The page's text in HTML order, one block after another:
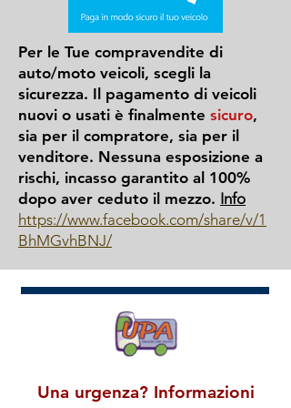
Per le Tue compravendite di
auto/moto veicoli, scegli la
sicurezza. Il pagamento di veicoli
nuovi o usati è finalmente sicuro,
sia per il compratore, sia per il
venditore. Nessuna esposizione a
rischi, incasso garantito al 100%
dopo aver ceduto il mezzo. Info
https://www.facebook.com/share/v/1
BhMGvhBNJ/
Una urgenza? Informazioni